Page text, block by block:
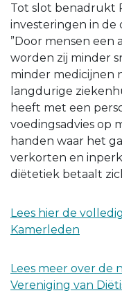
Tot slot benadrukt
investeringen in
”Door mensen een
worden zij minder
minder medicijnen
langdurige
heeft met een
voedingsadvies op
handen waar het
verkorten en
diëtetiek betaalt
Lees hier de
Kamerleden
Lees meer over de
Vereniging van